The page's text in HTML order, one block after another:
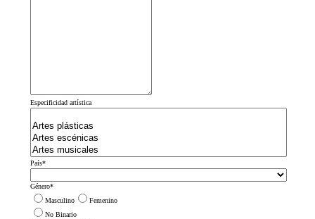
Especificidad artística
País*
Género*
Masculino
Femenino
No Binario